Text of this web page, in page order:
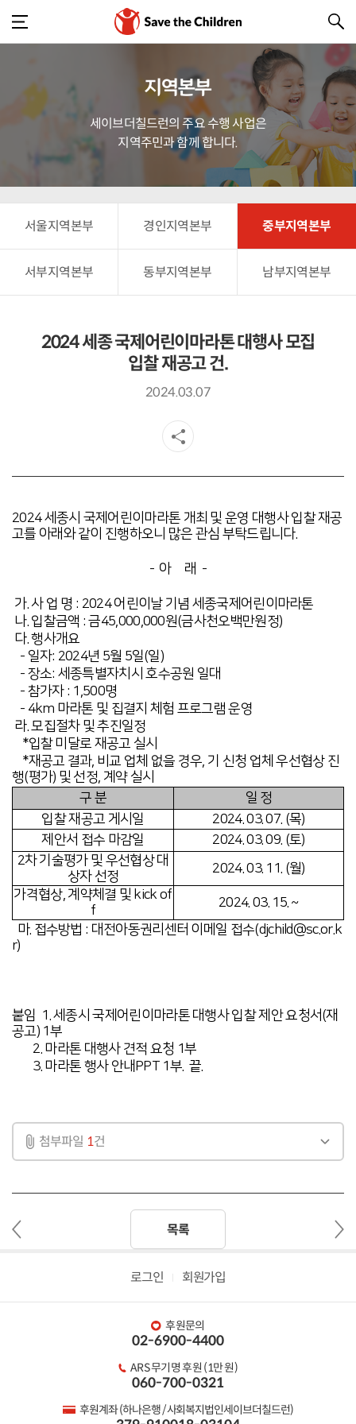
지역본부
세이브더칠드런의 주요 수행 사업은
지역주민과 함께 합니다.
서울지역본부 경인지역본부 중부지역본부
서부지역본부 동부지역본부 남부지역본부
2024 세종 국제어린이마라톤 대행사 모집
입찰 재공고 건.
2024.03.07
2024 세종시 국제어린이마라톤 개최 및 운영 대행사 입찰 재공
고를 아래와 같이 진행하오니 많은 관심 부탁드립니다.
- 아 래 -
가. 사 업 명 : 2024 어린이날 기념 세종국제어린이마라톤
나. 입찰금액 : 금45,000,000원(금사천오백만원정)
다.행사개요
- 일자: 2024년 5월 5일(일)
- 장소: 세종특별자치시 호수공원 일대
- 참가자 : 1,500명
- 4km 마라톤 및 집결지 체험 프로그램 운영
라. 모집절차 및 추진일정
*입찰 미달로 재공고 실시
*재공고 결과, 비교 업체 없을 경우, 기 신청 업체 우선협상 진
행(평가) 및 선정, 계약 실시
구 분
일 정
입찰 재공고 게시일
2024. 03. 07. (목)
제안서 접수 마감일
2024. 03. 09. (토)
2차 기술평가 및 우선협상 대
상자 선정
2024. 03. 11. (월)
가격협상, 계약체결 및 kick of
f
2024. 03. 15. ~
마. 접수방법 : 대전아동권리센터 이메일 접수(djchild@sc.or.k
r)
붙임 1. 세종시 국제어린이마라톤 대행사 입찰 제안 요청서(재
공고) 1부
2. 마라톤 대행사 견적 요청 1부
3. 마라톤 행사 안내PPT 1부. 끝.
첨부파일 1건
목록
로그인
회원가입
후원문의
02-6900-4400
ARS 무기명 후원 (1만 원)
060-700-0321
후원계좌 (하나은행 / 사회복지법인세이브더칠드런)